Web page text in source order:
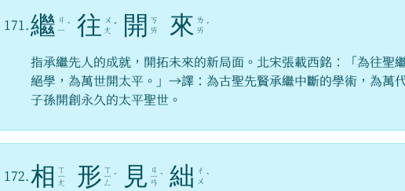
171. 繼 ㄐ
ㄧ ˋ 往 ㄨ
ㄤ ˇ 開 ㄎ
ㄞ
來 ㄌ
ㄞ ˊ
指承繼先人的成就，開拓未來的新局面。北宋張載西銘：「為往聖
絕學，為萬世開太平。」→譯：為古聖先賢承繼中斷的學術，為萬
子孫開創永久的太平聖世。
172. 相 ㄒ
ㄧ
ㄤ 形 ㄒ
ㄧ
ㄥ
ˊ 見 ㄐ
ㄧ
ㄢ
ˋ 絀 ㄔ
ㄨ ˋ